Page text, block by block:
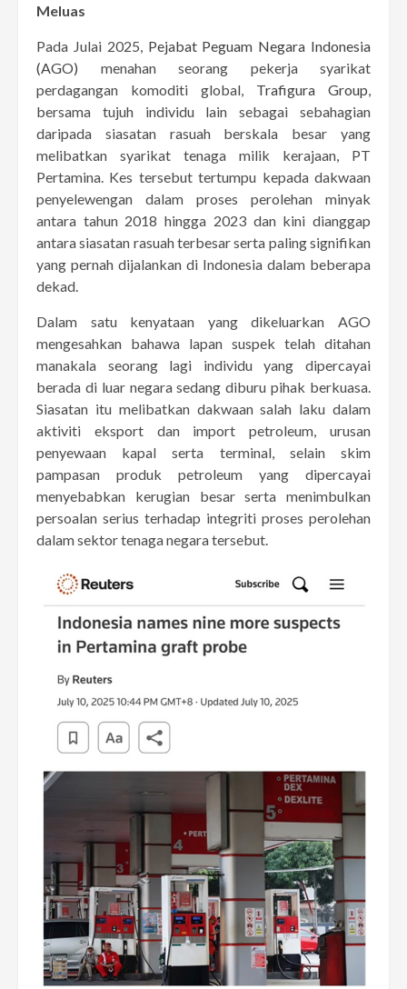
Meluas
Pada Julai 2025, Pejabat Peguam Negara Indonesia
(AGO) menahan seorang pekerja syarikat
perdagangan komoditi global, Trafigura Group
bersama tujuh individu lain sebagai sebahagian
daripada siasatan rasuah berskala besar yang
melibatkan syarikat tenaga milik kerajaan, PT
Pertamina. Kes tersebut tertumpu kepada dakwaan
penyelewengan dalam proses perolehan minyak
antara tahun 2018 hingga 2023 dan kini dianggap
antara siasatan rasuah terbesar serta paling signifikan
yang pernah dijalankan di Indonesia dalam beberapa
dekad.
Dalam satu kenyataan yang dikeluarkan AGO
mengesahkan bahawa lapan suspek telah ditahan
manakala seorang lagi individu yang dipercayai
berada di luar negara sedang diburu pihak berkuasa.
Siasatan itu melibatkan dakwaan salah laku dalam
aktiviti eksport dan import petroleum, urusan
penyewaan kapal serta terminal, selain skim
pampasan produk petroleum yang dipercayai
menyebabkan kerugian besar serta menimbulkan
persoalan serius terhadap integriti proses perolehan
dalam sektor tenaga negara tersebut.